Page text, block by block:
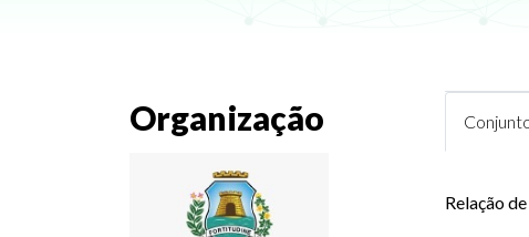
Organização
Relação